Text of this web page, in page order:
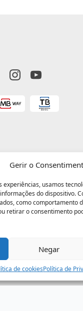
Gerir o
experiências, usamos
do dispositivo.
como comportamento
retirar o consentimento
Negar
de cookiesPolítica de